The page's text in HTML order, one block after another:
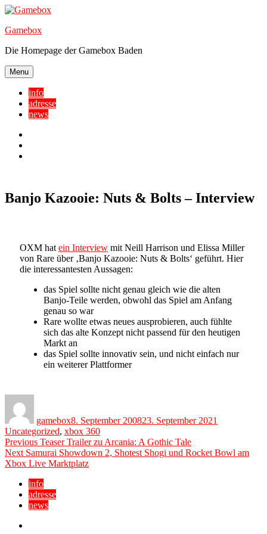
Skip
content
Gamebox
Die Homepage der Gamebox Baden
Menu
info
adresse
news
Banjo Kazooie: Nuts & Bolts – Interview
OXM hat ein Interview mit Neill Harrison und Elissa Miller
von Rare über ‚Banjo Kazooie: Nuts & Bolts‘ geführt. Hier
die interessantesten Aussagen:
das Spiel sollte nicht genau gleich wie die alten
Banjo-Teile werden, obwohl das Spiel am Anfang
genau so war
Rare wollte etwas neues ausprobieren, auch fühlte
sich das alte Konzept nicht passend für den heutigen
Markt an
das Spiel sollte innovativ sein, und nicht einfach nur
ein weiterer Plattformer
gamebox8. September 200823. September 2021
Uncategorized, xbox 360
Beitragsnavigation
Previous Previous
post:
Teaser Trailer zu Arcania: A Gothic Tale
Next Next
post:
Samurai Showdown 2, Shotest Shogi und Rocket Bowl am
Xbox Live Marktplatz
info
adresse
news